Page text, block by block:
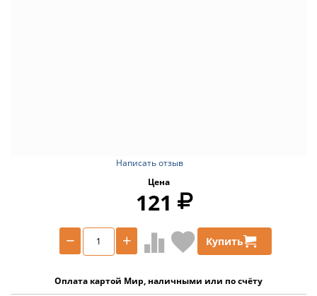
Написать отзыв
Цена
121
+
− Купить
Оплата картой Мир, наличными или по счёту